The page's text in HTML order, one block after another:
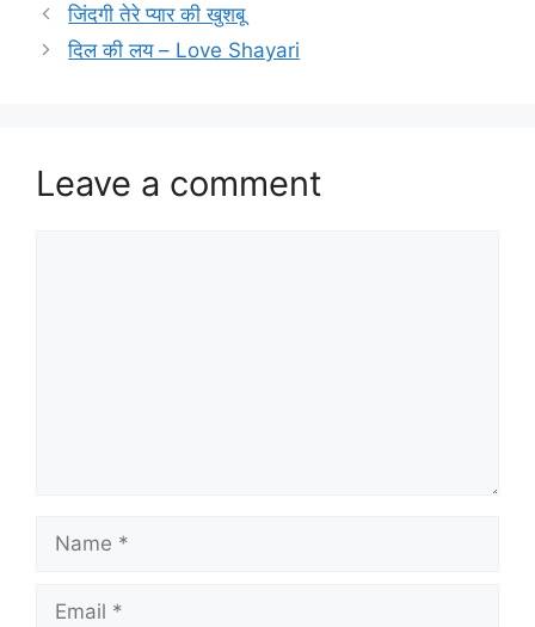
जिंदगी तेरे प्यार की खुशबू
दिल की लय – Love Shayari
Leave a comment